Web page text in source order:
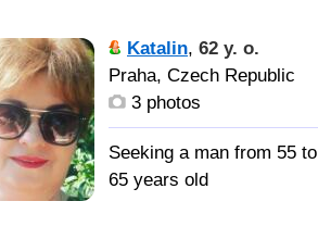
Katalin, 62 y. o.
Praha, Czech Republic
3 photos
Seeking a man from 55 to
65 years old